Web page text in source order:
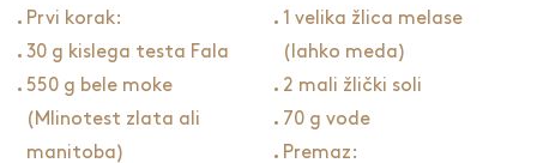
Prvi korak:
30 g kislega testa Fala
550 g bele moke
(Mlinotest zlata ali
manitoba)
1 velika žlica melase
(lahko meda)
2 mali žlički soli
70 g vode
Premaz: